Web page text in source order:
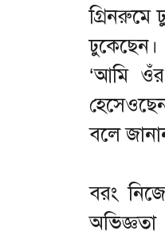
গ্রিনরুমে
‘আমি
বলে
বরং